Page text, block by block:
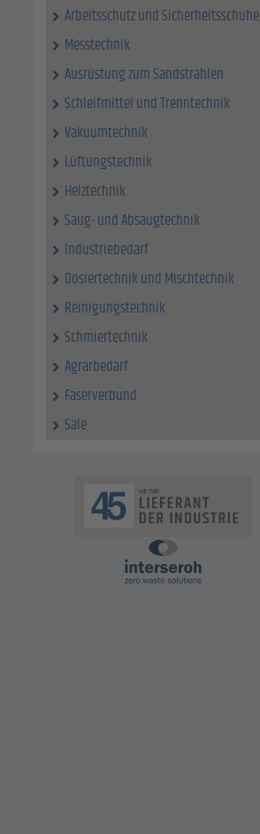
Arbeitsschutz und Sicherheitsschuhe
Messtechnik
Ausrüstung zum Sandstrahlen
Schleifmittel und Trenntechnik
Vakuumtechnik
Lüftungstechnik
Heiztechnik
Saug- und Absaugtechnik
Industriebedarf
Dosiertechnik und Mischtechnik
Reinigungstechnik
Schmiertechnik
Agrarbedarf
Faserverbund
Sale